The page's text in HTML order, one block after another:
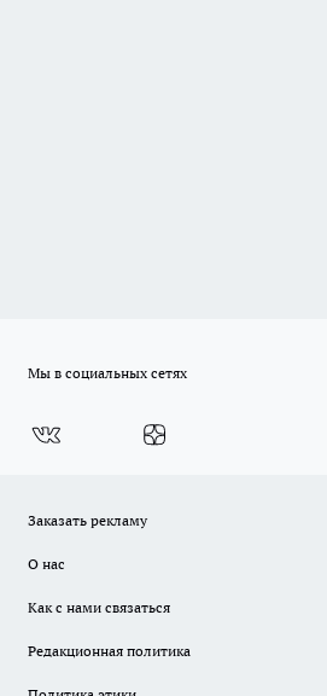
Мы в социальных сетях
Заказать рекламу
О нас
Как с нами связаться
Редакционная политика